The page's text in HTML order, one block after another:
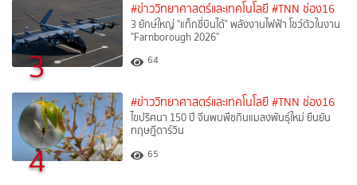
3
#ข่าววิทยาศาสตร์และเทคโนโลยี #TNN ช่อง16
3 ยักษ์ใหญ่ "แท็กซี่บินได้" พลังงานไฟฟ้า โชว์ตัวในงาน
"Farnborough 2026"
64
4
#ข่าววิทยาศาสตร์และเทคโนโลยี #TNN ช่อง16
ไขปริศนา 150 ปี จีนพบพืชกินแมลงพันธุ์ใหม่ ยืนยัน
ทฤษฎีดาร์วิน
65